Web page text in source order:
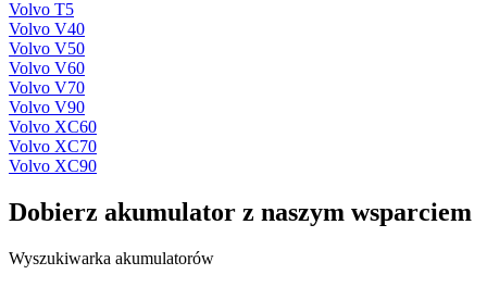
Volvo T5
Volvo V40
Volvo V50
Volvo V60
Volvo V70
Volvo V90
Volvo XC60
Volvo XC70
Volvo XC90
Dobierz akumulator z naszym wsparciem
Wyszukiwarka akumulatorów